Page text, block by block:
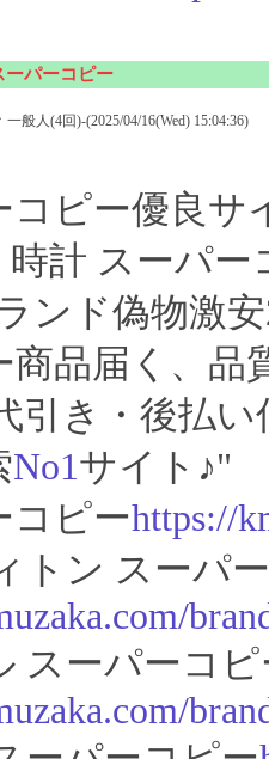
ーパーコピー
一般人(4回)-(2025/04/16(Wed) 15:04:36)
コピー優良サ
時計 スーパ
ンド偽物激
商品届く、品
引き・後払
No1サイト♪"
コピーhttps://
トン スーパ
スーパーコピ